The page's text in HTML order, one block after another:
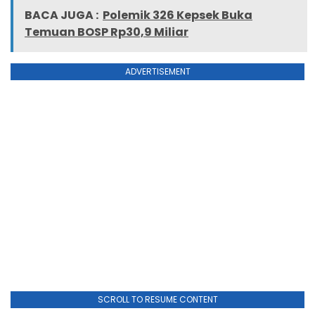
BACA JUGA : Polemik 326 Kepsek Buka
Temuan BOSP Rp30,9 Miliar
ADVERTISEMENT
SCROLL TO RESUME CONTENT